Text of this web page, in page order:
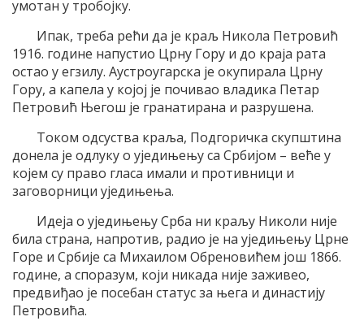
умотан у тробојку.
Ипак, треба рећи да је краљ Никола Петровић
1916. године напустио Црну Гору и до краја рата
остао у егзилу. Аустроугарска је окупирала Црну
Гору, а капела у којој је почивао владика Петар
Петровић Његош је гранатирана и разрушена.
Током одсуства краља, Подгоричка скупштина
донела је одлуку о уједињењу са Србијом – веће у
којем су право гласа имали и противници и
заговорници уједињења.
Идеја о уједињењу Срба ни краљу Николи није
била страна, напротив, радио је на уједињењу Црне
Горе и Србије са Михаилом Обреновићем још 1866.
године, а споразум, који никада није заживео,
предвиђао је посебан статус за њега и династију
Петровића.